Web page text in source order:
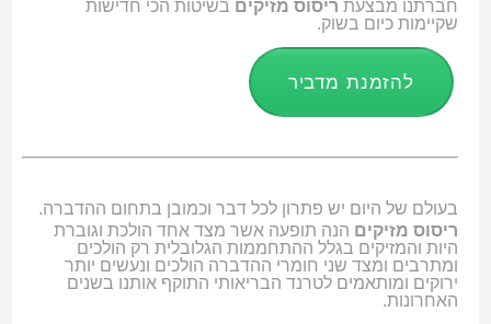
חברתנו מבצעת ריסוס מזיקים בשיטות הכי חדישות
שקיימות כיום בשוק.
להזמנת מדביר
בעולם של היום יש פתרון לכל דבר וכמובן בתחום ההדברה.
ריסוס מזיקים הנה תופעה אשר מצד אחד הולכת וגוברת
היות והמזיקים בגלל ההתחממות הגלובלית רק הולכים
ומתרבים ומצד שני חומרי ההדברה הולכים ונעשים יותר
ירוקים ומותאמים לטרנד הבריאותי התוקף אותנו בשנים
האחרונות.